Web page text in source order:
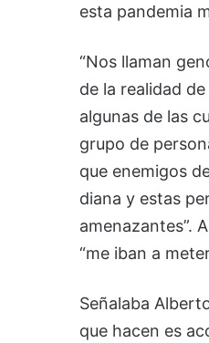
esta pandemia
“Nos llaman
de la realidad
algunas de las
grupo de
que enemigos
diana y estas
amenazantes”.
“me iban a
Señalaba
que hacen es